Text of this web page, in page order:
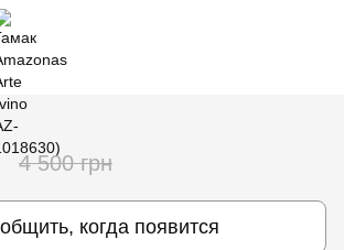
4 500 грн
когда появится